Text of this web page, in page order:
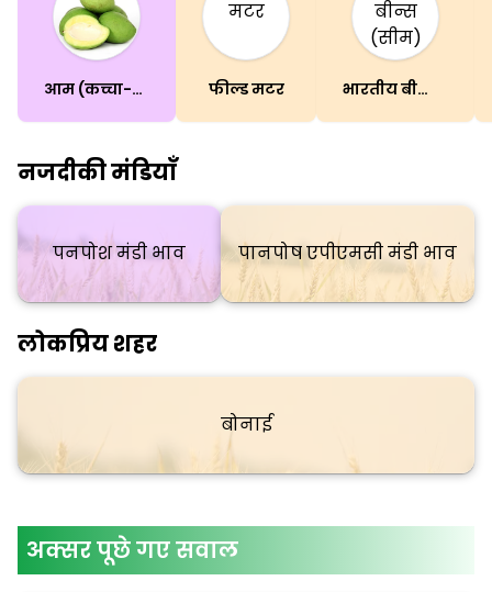
आम (कच्चा-पका) फील्ड मटर भारतीय बीन्स (सीम)
नजदीकी मंडियाँ
पनपोश मंडी भाव पानपोष एपीएमसी मंडी भाव
लोकप्रिय शहर
बोनाई
अक्सर पूछे गए सवाल